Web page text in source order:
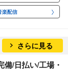
楽配信
さらに見る
/日払い/工場・